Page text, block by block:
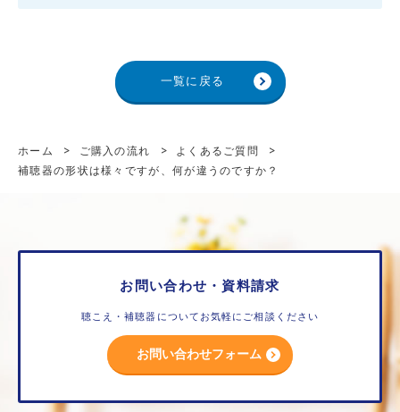
一覧に戻る
ホーム > ご購入の流れ > よくあるご質問
>
補聴器の形状は様々ですが、何が違うのですか？
お問い合わせ・資料請求
聴こえ・補聴器についてお気軽にご相談ください
お問い合わせフォーム